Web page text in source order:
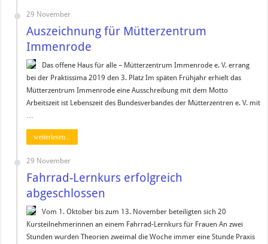
29 November
Auszeichnung für Mütterzentrum
Immenrode
Das offene Haus für alle – Mütterzentrum Immenrode e. V. errang
bei der Praktissima 2019 den 3. Platz Im späten Frühjahr erhielt das
Mütterzentrum Immenrode eine Ausschreibung mit dem Motto
Arbeitszeit ist Lebenszeit des Bundesverbandes der Mütterzentren e. V. mit
…
weiterlesen...
29 November
Fahrrad-Lernkurs erfolgreich
abgeschlossen
Vom 1. Oktober bis zum 13. November beteiligten sich 20
Kursteilnehmerinnen an einem Fahrrad-Lernkurs für Frauen An zwei
Stunden wurden Theorien zweimal die Woche immer eine Stunde Praxis